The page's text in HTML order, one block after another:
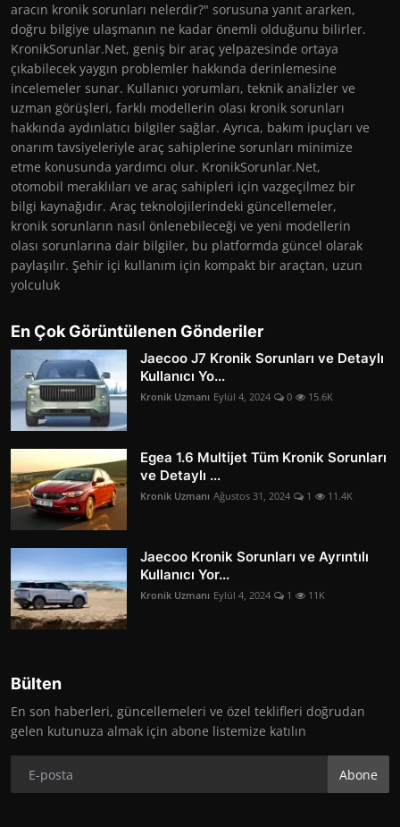
aracın kronik sorunları nelerdir?" sorusuna yanıt ararken,
doğru bilgiye ulaşmanın ne kadar önemli olduğunu bilirler.
KronikSorunlar.Net, geniş bir araç yelpazesinde ortaya
çıkabilecek yaygın problemler hakkında derinlemesine
incelemeler sunar. Kullanıcı yorumları, teknik analizler ve
uzman görüşleri, farklı modellerin olası kronik sorunları
hakkında aydınlatıcı bilgiler sağlar. Ayrıca, bakım ipuçları ve
onarım tavsiyeleriyle araç sahiplerine sorunları minimize
etme konusunda yardımcı olur. KronikSorunlar.Net,
otomobil meraklıları ve araç sahipleri için vazgeçilmez bir
bilgi kaynağıdır. Araç teknolojilerindeki güncellemeler,
kronik sorunların nasıl önlenebileceği ve yeni modellerin
olası sorunlarına dair bilgiler, bu platformda güncel olarak
paylaşılır. Şehir içi kullanım için kompakt bir araçtan, uzun
yolculuk
En Çok Görüntülenen Gönderiler
Jaecoo J7 Kronik Sorunları ve Detaylı
Kullanıcı Yo...
Kronik Uzmanı Eylül 4, 2024 0 15.6K
Egea 1.6 Multijet Tüm Kronik Sorunları
ve Detaylı ...
Kronik Uzmanı Ağustos 31, 2024 1 11.4K
Jaecoo Kronik Sorunları ve Ayrıntılı
Kullanıcı Yor...
Kronik Uzmanı Eylül 4, 2024 1 11K
Bülten
En son haberleri, güncellemeleri ve özel teklifleri doğrudan
gelen kutunuza almak için abone listemize katılın
Abone